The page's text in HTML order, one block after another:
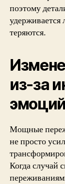
поэтому
теряются.
из-за
эмоций
Мощные
не просто
Когда случай